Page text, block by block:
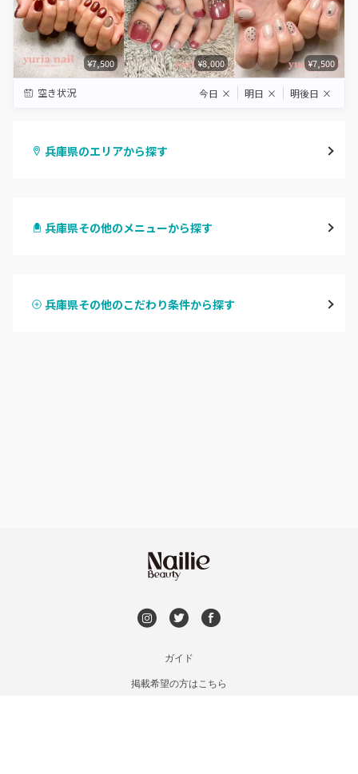
¥7,500 ¥8,000 ¥7,500
空き状況 今日 × 明日 × 明後日 ×
兵庫県のエリアから探す
尼崎・塚口・武庫之荘
兵庫県その他のメニューから探す
ハンドスカルプ
兵庫県その他のこだわり条件から探す
ガイド
掲載希望の方はこちら